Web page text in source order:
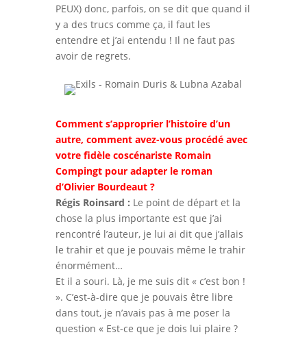
PEUX) donc, parfois, on se dit que quand il
y a des trucs comme ça, il faut les
entendre et j’ai entendu ! Il ne faut pas
avoir de regrets.
Comment s’approprier l’histoire d’un
autre, comment avez-vous procédé avec
votre fidèle coscénariste Romain
Compingt pour adapter le roman
d’Olivier Bourdeaut ?
Régis Roinsard : Le point de départ et la
chose la plus importante est que j’ai
rencontré l’auteur, je lui ai dit que j’allais
le trahir et que je pouvais même le trahir
énormément…
Et il a souri. Là, je me suis dit « c’est bon !
». C’est-à-dire que je pouvais être libre
dans tout, je n’avais pas à me poser la
question « Est-ce que je dois lui plaire ?